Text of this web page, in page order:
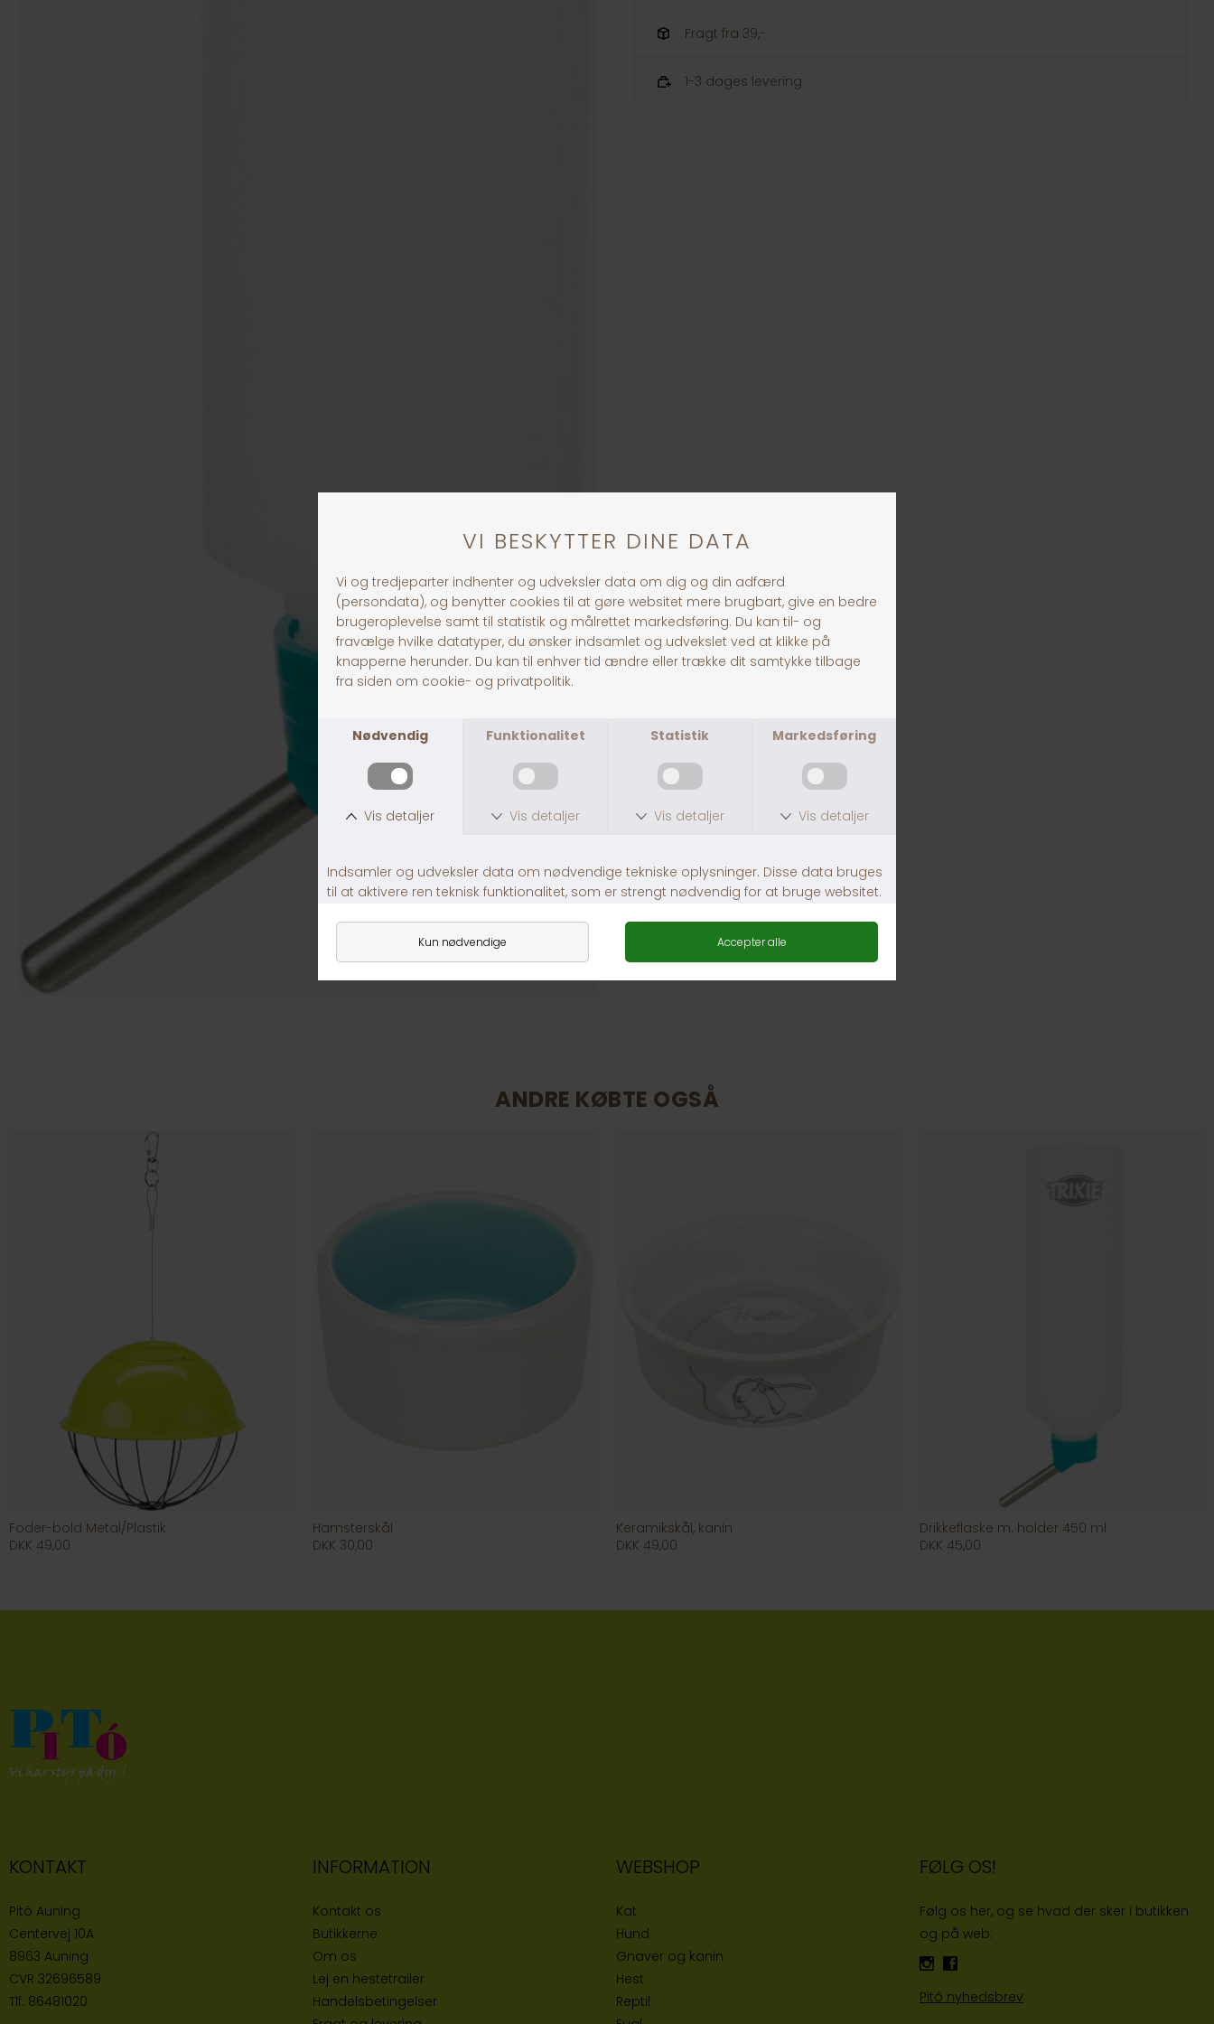
Fragt fra 39,-
1-3 dages levering
ANDRE KØBTE OGSÅ
Foder-bold Metal/Plastik
DKK 49,00
Hamsterskål
DKK 30,00
Keramikskål, kanin
DKK 49,00
Drikkeflaske m. holder 450 ml
DKK 45,00
KONTAKT
Pitó Auning
Centervej 10A
8963 Auning
CVR 32696589
Tlf: 86481020
INFORMATION
Kontakt os
Butikkerne
Om os
Lej en hestetrailer
Handelsbetingelser
WEBSHOP
Kat
Hund
Gnaver og kanin
Hest
Reptil
FØLG OS!
Følg os her, og se hvad der sker i butikken
og på web:
Pitó nyhedsbrev